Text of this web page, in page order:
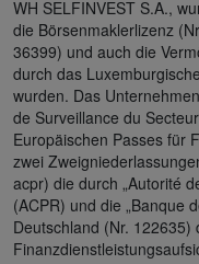
WH SELFINVEST S.A.,
die Börsenmaklerlizenz
36399) und auch die
durch das
wurden. Das
de Surveillance du
Europäischen Passes für
zwei
acpr) die durch „Autorité
(ACPR) und die „Banque
Deutschland (Nr. 122635)